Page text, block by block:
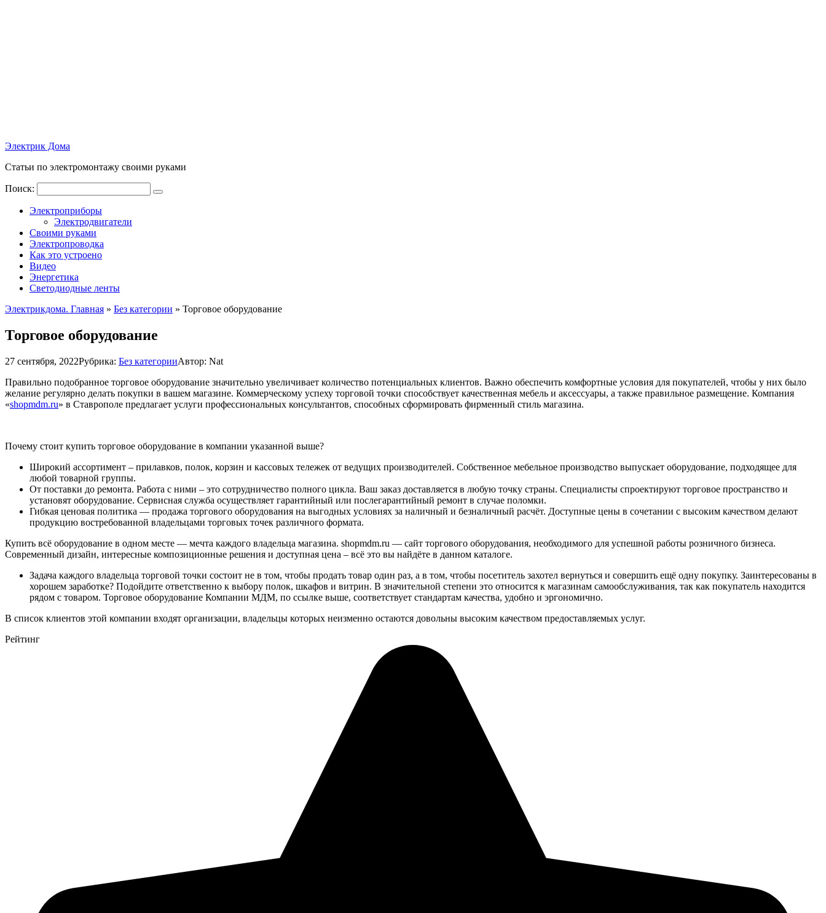
Электрик Дома
Статьи по электромонтажу своими руками
Поиск:
Электроприборы
Электродвигатели
Своими руками
Электропроводка
Как это устроено
Видео
Энергетика
Светодиодные ленты
Электрикдома. Главная » Без категории » Торговое оборудование
Торговое оборудование
27 сентября, 2022Рубрика: Без категорииАвтор: Nat
Правильно подобранное торговое оборудование значительно увеличивает количество потенциальных клиентов. Важно обеспечить комфортные условия для покупателей, чтобы у них было
желание регулярно делать покупки в вашем магазине. Коммерческому успеху торговой точки способствует качественная мебель и аксессуары, а также правильное размещение. Компания
«shopmdm.ru» в Ставрополе предлагает услуги профессиональных консультантов, способных сформировать фирменный стиль магазина.
Почему стоит купить торговое оборудование в компании указанной выше?
Широкий ассортимент – прилавков, полок, корзин и кассовых тележек от ведущих производителей. Собственное мебельное производство выпускает оборудование, подходящее для
любой товарной группы.
От поставки до ремонта. Работа с ними – это сотрудничество полного цикла. Ваш заказ доставляется в любую точку страны. Специалисты спроектируют торговое пространство и
установят оборудование. Сервисная служба осуществляет гарантийный или послегарантийный ремонт в случае поломки.
Гибкая ценовая политика — продажа торгового оборудования на выгодных условиях за наличный и безналичный расчёт. Доступные цены в сочетании с высоким качеством делают
продукцию востребованной владельцами торговых точек различного формата.
Купить всё оборудование в одном месте — мечта каждого владельца магазина. shopmdm.ru — сайт торгового оборудования, необходимого для успешной работы розничного бизнеса.
Современный дизайн, интересные композиционные решения и доступная цена – всё это вы найдёте в данном каталоге.
Задача каждого владельца торговой точки состоит не в том, чтобы продать товар один раз, а в том, чтобы посетитель захотел вернуться и совершить ещё одну покупку. Заинтересованы в
хорошем заработке? Подойдите ответственно к выбору полок, шкафов и витрин. В значительной степени это относится к магазинам самообслуживания, так как покупатель находится
рядом с товаром. Торговое оборудование Компании МДМ, по ссылке выше, соответствует стандартам качества, удобно и эргономично.
В список клиентов этой компании входят организации, владельцы которых неизменно остаются довольны высоким качеством предоставляемых услуг.
Рейтинг